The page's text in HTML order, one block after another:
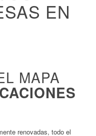
EN
MAPA
renovadas, todo el